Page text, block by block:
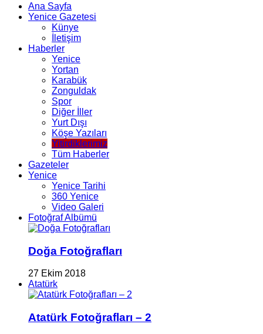
Ana Sayfa
Yenice Gazetesi
Künye
İletişim
Haberler
Yenice
Yortan
Karabük
Zonguldak
Spor
Diğer İller
Yurt Dışı
Köşe Yazıları
Yitirdiklerimiz
Tüm Haberler
Gazeteler
Yenice
Yenice Tarihi
360 Yenice
Video Galeri
Fotoğraf Albümü
Doğa Fotoğrafları
27 Ekim 2018
Atatürk
Atatürk Fotoğrafları – 2